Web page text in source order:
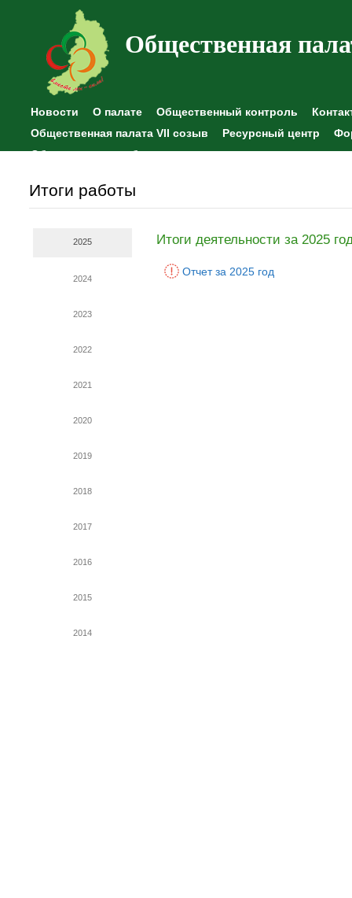
Общественная
Новости О палате Общественный контроль
Общественная палата VII созыв
Ресурсный центр
Общественные наблюдения
Итоги работы
2025
2024
2023
2022
2021
2020
2019
2018
2017
2016
2015
2014
Итоги деятельности за 2025
Отчет за 2025 год